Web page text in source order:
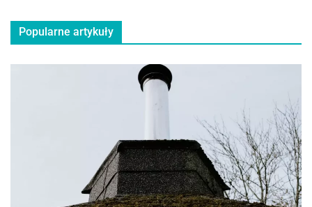
Popularne artykuły